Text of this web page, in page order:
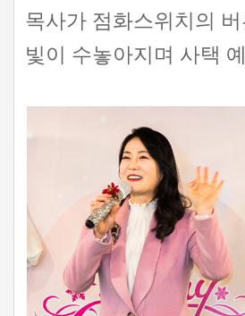
목사가 점화스위치의
빛이 수놓아지며 사택